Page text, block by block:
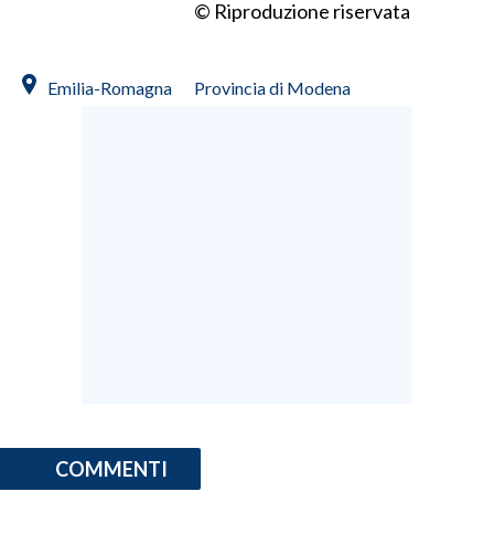
© Riproduzione riservata
Emilia-Romagna Provincia di Modena
COMMENTI